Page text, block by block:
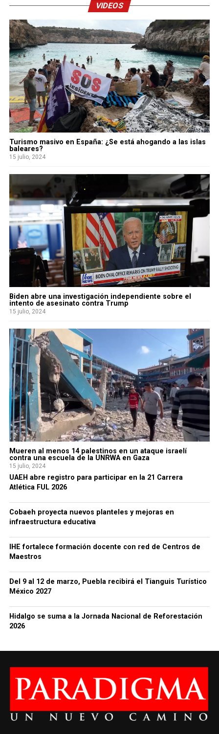
VIDEOS
Turismo masivo en España: ¿Se está ahogando a las islas
baleares?
15 julio, 2024
Biden abre una investigación independiente sobre el
intento de asesinato contra Trump
15 julio, 2024
Mueren al menos 14 palestinos en un ataque israelí
contra una escuela de la UNRWA en Gaza
15 julio, 2024
UAEH abre registro para participar en la 21 Carrera
Atlética FUL 2026
Cobaeh proyecta nuevos planteles y mejoras en
infraestructura educativa
IHE fortalece formación docente con red de Centros de
Maestros
Del 9 al 12 de marzo, Puebla recibirá el Tianguis Turístico
México 2027
Hidalgo se suma a la Jornada Nacional de Reforestación
2026